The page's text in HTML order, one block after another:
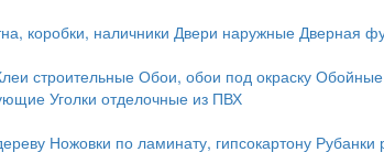
коробки, наличники Двери наружные Дверная
строительные Обои, обои под окраску Обойные
Уголки отделочные из ПВХ
Ножовки по ламинату, гипсокартону Рубанки